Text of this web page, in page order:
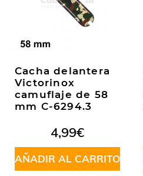
Cacha delantera
Victorinox
camuflaje de 58
mm C-6294.3
4,99€
AÑADIR AL CARRITO